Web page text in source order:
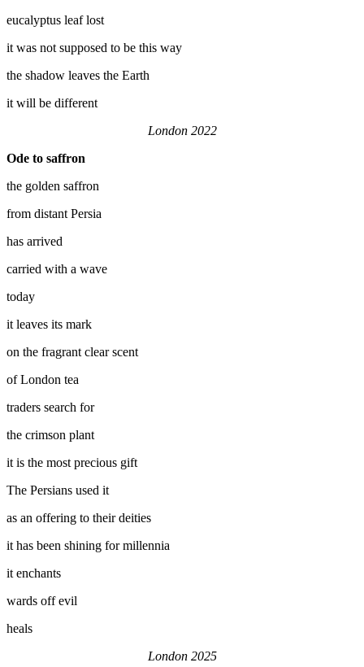
eucalyptus leaf lost
it was not supposed to be this way
the shadow leaves the Earth
it will be different
London 2022
Ode to saffron
the golden saffron
from distant Persia
has arrived
carried with a wave
today
it leaves its mark
on the fragrant clear scent
of London tea
traders search for
the crimson plant
it is the most precious gift
The Persians used it
as an offering to their deities
it has been shining for millennia
it enchants
wards off evil
heals
London 2025